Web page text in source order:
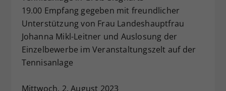
19.00 Empfang gegeben mit freundlicher
Unterstützung von Frau Landeshauptfrau
Johanna Mikl-Leitner und Auslosung der
Einzelbewerbe im Veranstaltungszelt auf der
Tennisanlage
Mittwoch, 2. August 2023
Zweck
Dieser Wert speichert Ihre Consent-
Einstellungen. Unter anderem eine
zufällig generierte ID, für die
historische Speicherung Ihrer
vorgenommen Einstellungen, falls der
Webseiten-Betreiber dies eingestellt